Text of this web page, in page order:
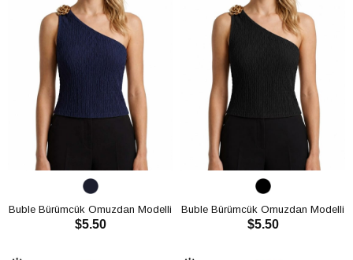
Buble Bürümcük Omuzdan Modelli
Crop CH3011
$5.50
Buble Bürümcük Omuzdan Modelli
Crop CH3011
$5.50